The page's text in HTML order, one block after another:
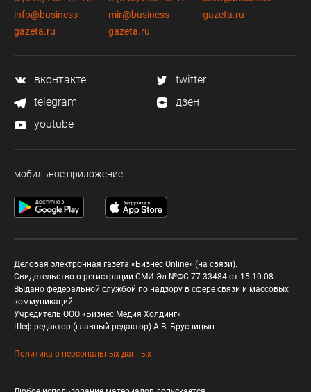
info@business-
gazeta.ru
mir@business-
gazeta.ru
gazeta.ru
вконтакте
twitter
telegram
дзен
youtube
мобильное приложение
Деловая электронная газета «Бизнес Online» (на связи).
Свидетельство о регистрации СМИ Эл №ФС 77-33484 от 15.10.08.
Выдано федеральной службой по надзору в сфере связи и массовых
коммуникаций.
Учредитель ООО «Бизнес Медия Холдинг»
Шеф-редактор (главный редактор) А.В. Брусницын
Политика о персональных данных